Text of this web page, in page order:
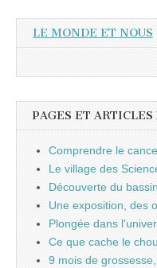
LE MONDE ET NOUS
PAGES ET ARTICLES
Comprendre le
Le village des
Découverte du
Une exposition, des
Plongée dans
Ce que cache le
9 mois de